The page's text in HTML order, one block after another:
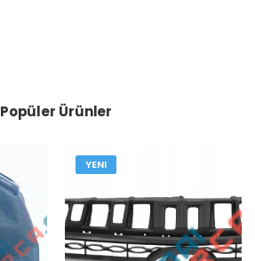
Popüler Ürünler
YENI